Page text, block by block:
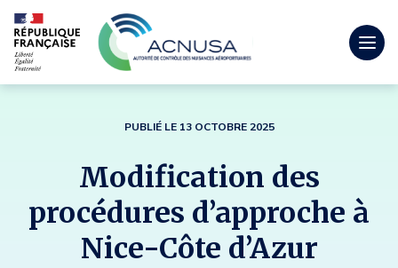
PUBLIÉ LE 13 OCTOBRE 2025
Modification des
procédures d’approche à
Nice-Côte d’Azur